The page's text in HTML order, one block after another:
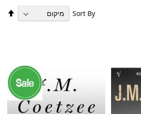
Sort By